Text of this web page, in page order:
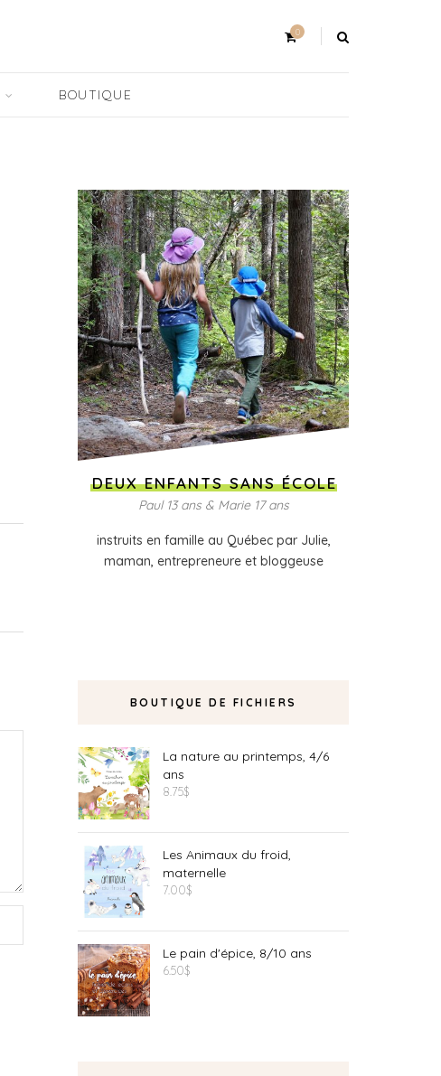
0
BOUTIQUE
DEUX ENFANTS SANS ÉCOLE
Paul 13 ans & Marie 17 ans
instruits en famille au Québec par Julie,
maman, entrepreneure et bloggeuse
BOUTIQUE DE FICHIERS
La nature au printemps, 4/6
ans
8.75$
Les Animaux du froid,
maternelle
7.00$
Le pain d'épice, 8/10 ans
6.50$